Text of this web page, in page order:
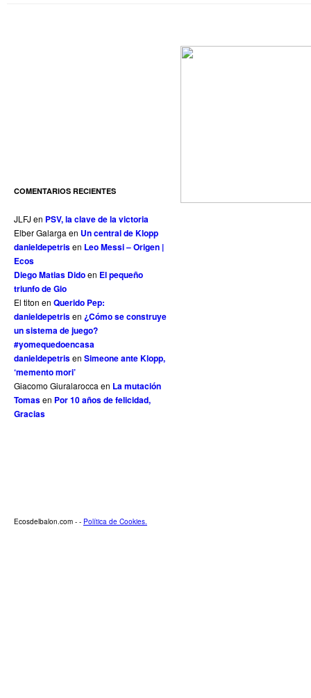
COMENTARIOS RECIENTES
JLFJ en PSV, la clave de la victoria
Elber Galarga en Un central de Klopp
danieldepetrisen Leo Messi – Origen |
Ecos
Diego Matias Didoen El pequeño
triunfo de Gio
El titon en Querido Pep:
danieldepetrisen ¿Cómo se construye
un sistema de juego?
#yomequedoencasa
danieldepetrisen Simeone ante Klopp,
‘memento mori’
Giacomo Giuralarocca en La mutación
Tomasen Por 10 años de felicidad,
Gracias
Ecosdelbalon.com - - Política de Cookies.